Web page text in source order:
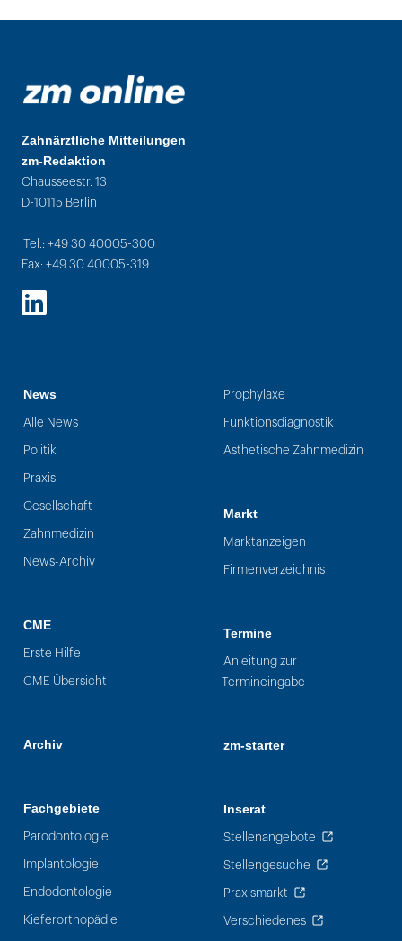
Zahnärztliche Mitteilungen
zm-Redaktion
Chausseestr. 13
D-10115 Berlin
Tel.: +49 30 40005-300
Fax: +49 30 40005-319
LinkedIn
News
Alle News
Politik
Praxis
Gesellschaft
Zahnmedizin
News-Archiv
CME
Erste Hilfe
CME Übersicht
Archiv
Fachgebiete
Parodontologie
Implantologie
Endodontologie
Kieferorthopädie
Prophylaxe
Funktionsdiagnostik
Ästhetische Zahnmedizin
Markt
Marktanzeigen
Firmenverzeichnis
Termine
Anleitung zur
Termineingabe
zm-starter
Inserat
Stellenangebote
Stellengesuche
Praxismarkt
Verschiedenes